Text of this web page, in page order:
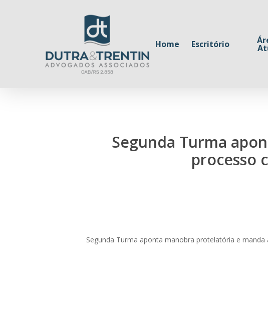
Home Escritório
Segunda Turma
processo
Segunda Turma aponta manobra protelatória e